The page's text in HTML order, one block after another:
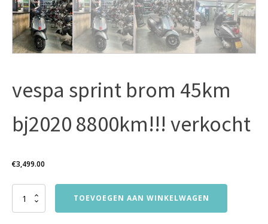
vespa sprint brom 45km
bj2020 8800km!!! verkocht
€3,499.00
vespa
TOEVOEGEN AAN WINKELWAGEN